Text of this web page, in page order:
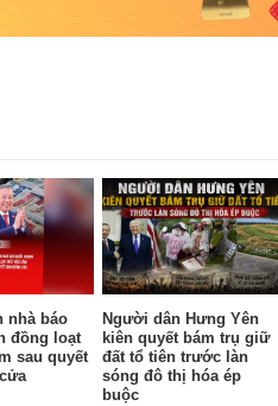
nhà báo
đồng loạt
sau quyết
Người dân Hưng Yên
kiên quyết bám trụ giữ
đất tổ tiên trước làn
sóng đô thị hóa ép
buộc